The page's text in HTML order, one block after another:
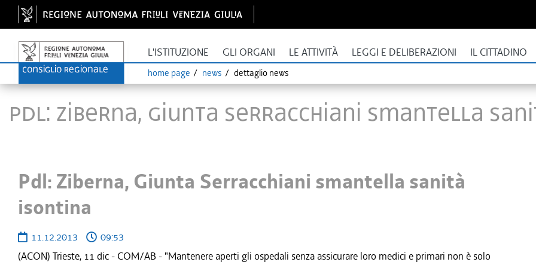
L'ISTITUZIONE GLI ORGANI LE ATTIVITÀ LEGGI E DELIBERAZIONI IL CITTADINO
home page news dettaglio news
Pdl: Ziberna, Giunta Serracchiani smantella
Pdl: Ziberna, Giunta Serracchiani smantella sanità
isontina
11.12.2013
09:53
(ACON) Trieste, 11 dic - COM/AB - "Mantenere aperti gli ospedali senza assicurare loro medici e primari non è solo